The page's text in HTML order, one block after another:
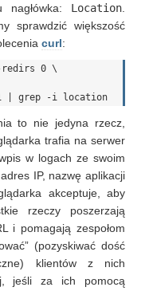
nagłówka: Location
sprawdzić większość
curl:
redirs 0 \
to nie jedyna rzecz,
trafia na serwer
w logach ze swoim
IP, nazwę aplikacji
akceptuje, aby
rzeczy poszerzają
i pomagają zespołom
(pozyskiwać dość
klientów z nich
jeśli za ich pomocą